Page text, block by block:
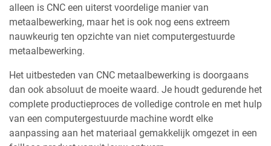
alleen is CNC een uiterst voordelige manier van
metaalbewerking, maar het is ook nog eens extreem
nauwkeurig ten opzichte van niet computergestuurde
metaalbewerking.
Het uitbesteden van CNC metaalbewerking is doorgaans
dan ook absoluut de moeite waard. Je houdt gedurende het
complete productieproces de volledige controle en met hulp
van een computergestuurde machine wordt elke
aanpassing aan het materiaal gemakkelijk omgezet in een